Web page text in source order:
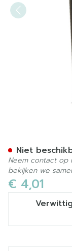
€ 4,01
Niet
Neem contact op
bekijken we